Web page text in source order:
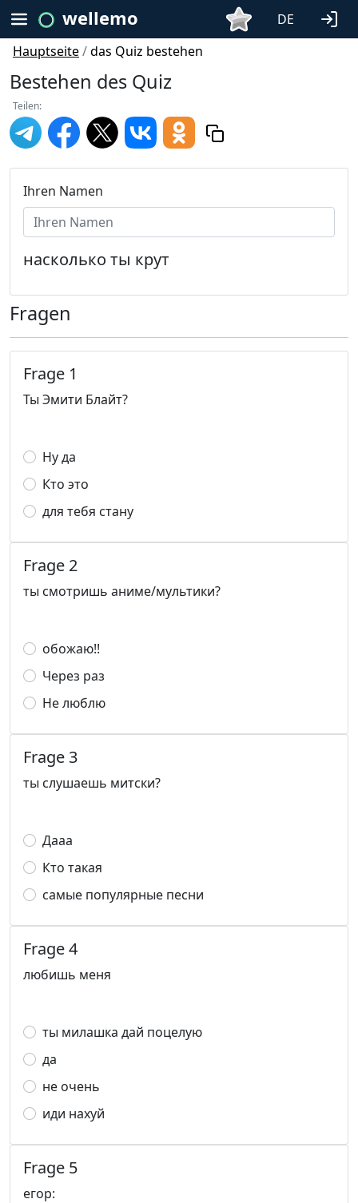
wellemo
DE
Hauptseite/das Quiz bestehen
Bestehen des Quiz
Teilen:
Ihren Namen
насколько ты крут
Fragen
Frage 1
Ты Эмити Блайт?
Ну да
Кто это
для тебя стану
Frage 2
ты смотришь аниме/мультики?
обожаю!!
Через раз
Не люблю
Frage 3
ты слушаешь митски?
Дааа
Кто такая
самые популярные песни
Frage 4
любишь меня
ты милашка дай поцелую
да
не очень
иди нахуй
Frage 5
егор: